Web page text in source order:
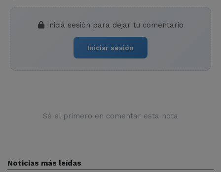
Iniciá sesión para dejar tu comentario
Iniciar sesión
Sé el primero en comentar esta nota
Noticias más leídas